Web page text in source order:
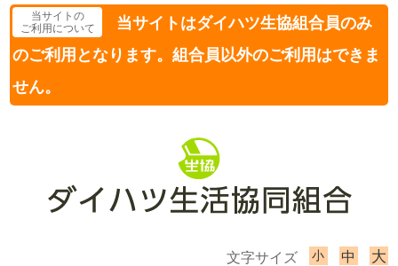
当サイトの
ご利用について
当サイトはダイハツ生協組合員のみ
のご利用となります。組合員以外のご利用はできま
せん。
文字サイズ 小 中 大